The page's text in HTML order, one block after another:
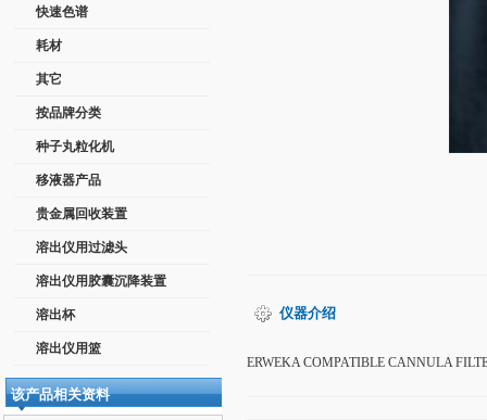
快速色谱
耗材
其它
按品牌分类
种子丸粒化机
移液器产品
贵金属回收装置
溶出仪用过滤头
溶出仪用胶囊沉降装置
溶出杯
溶出仪用篮
该产品相关资料
仪器介绍
ERWEKA COMPATIBLE CANNULA